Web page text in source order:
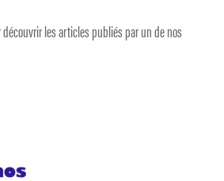
les articles publiés par un de nos